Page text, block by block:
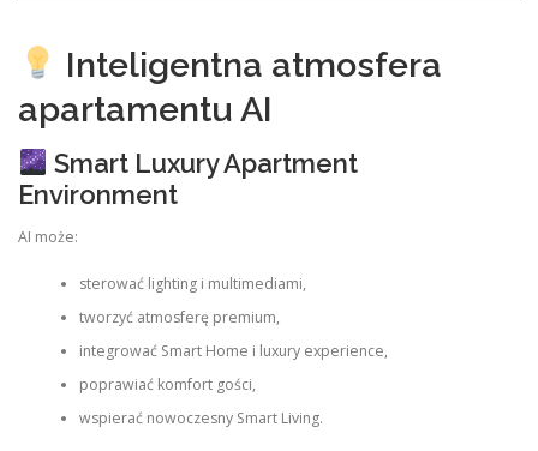
Inteligentna atmosfera
apartamentu AI
Smart Luxury Apartment
Environment
AI może:
sterować lighting i multimediami,
tworzyć atmosferę premium,
integrować Smart Home i luxury experience,
poprawiać komfort gości,
wspierać nowoczesny Smart Living.